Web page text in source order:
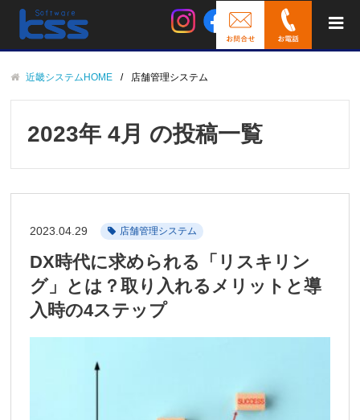
近畿システムHOME 店舗管理システム
2023年 4月 の投稿一覧
2023.04.29 店舗管理システム
DX時代に求められる「リスキリン
グ」とは？取り入れるメリットと導
入時の4ステップ